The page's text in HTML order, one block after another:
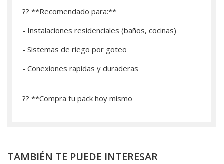
?? **Recomendado para:**
- Instalaciones residenciales (baños, cocinas)
- Sistemas de riego por goteo
- Conexiones rapidas y duraderas
?? **­Compra tu pack hoy mismo
TAMBIÉN TE PUEDE INTERESAR